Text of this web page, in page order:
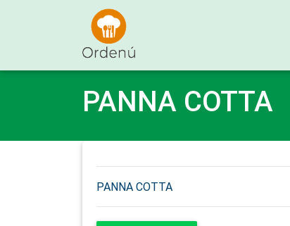
Ordenu
PANNA COTTA
PANNA COTTA